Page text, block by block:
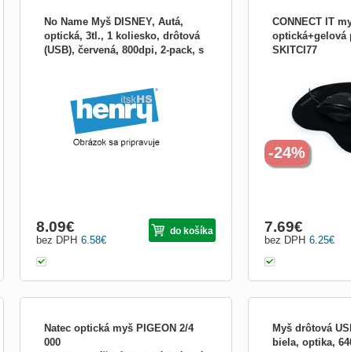
No Name Myš DISNEY, Autá,
optická, 3tl., 1 koliesko, drôtová
(USB), červená, 800dpi, 2-pack, s
dpi. Optická technológia. 3 tlačidlá (Srcoll).
USB pripojenie. Technická špecifikácia:
Napájanie: 5VDC (cez USB) Dĺžka kábla:
1,30 m Rozhranie...
6.58€
bez DPH
8.09€ do košíka
CONNECT IT
optická+gelová
SKITCI77
6.25€
bez DPH
7.69€
-24%
Natec optická myš PIGEON 2/4
000
Myš drôtová
biela, optika,